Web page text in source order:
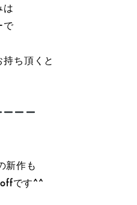
で
ち頂くと
新作も
です^^